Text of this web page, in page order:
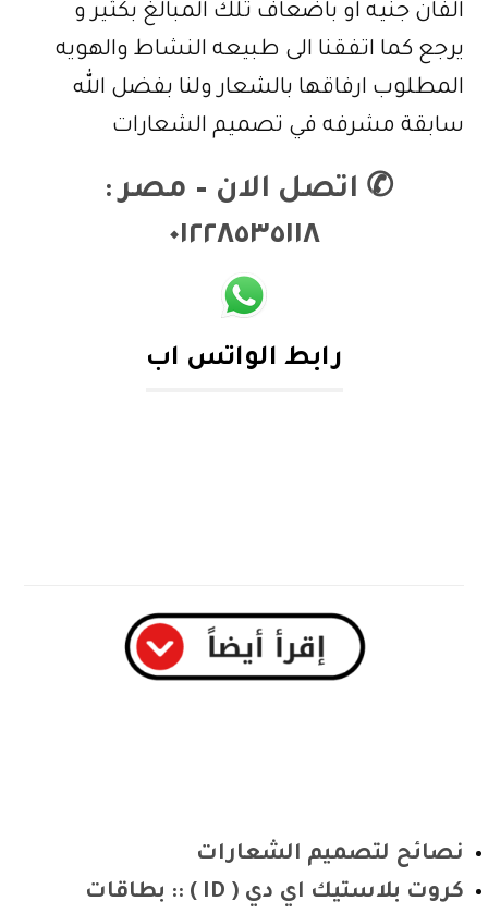
الفان جنيه او باضعاف تلك المبالغ بكثير و
يرجع كما اتفقنا الى طبيعه النشاط والهويه
المطلوب ارفاقها بالشعار ولنا بفضل الله
سابقة مشرفه في تصميم الشعارات
✆ اتصل الان – مصر :
٠١٢٢٨٥٣٥١١٨
رابط الواتس اب
نصائح لتصميم الشعارات
كروت بلاستيك اي دي ( ID ) :: بطاقات